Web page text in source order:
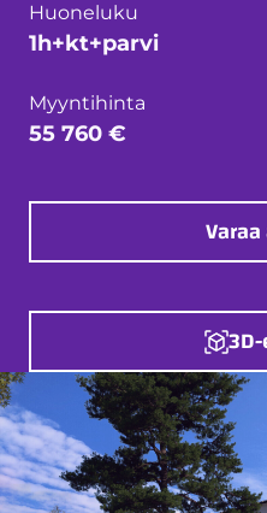
Huoneluku
1h+kt+parvi
Myyntihinta
55 760 €